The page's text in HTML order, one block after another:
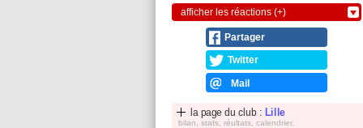
afficher les réactions (+)
Partager
Twitter
Mail
la page du club : Lille
bilan, stats, réultats, calendrier,